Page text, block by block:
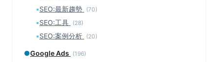
▪SEO:最新趨勢 (70)
▪SEO:工具 (28)
▪SEO:案例分析 (20)
●Google Ads (196)